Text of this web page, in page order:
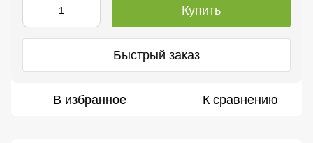
Купить
Быстрый заказ
В избранное К сравнению